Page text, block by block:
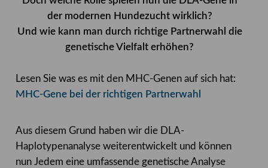
der modernen Hundezucht wirklich?
Und wie kann man durch richtige Partnerwahl die
genetische Vielfalt erhöhen?
Lesen Sie was es mit den MHC-Genen auf sich hat:
MHC-Gene bei der richtigen Partnerwahl
Aus diesem Grund haben wir die DLA-
Haplotypenanalyse weiterentwickelt und können
nun Jedem eine umfassende genetische Analyse